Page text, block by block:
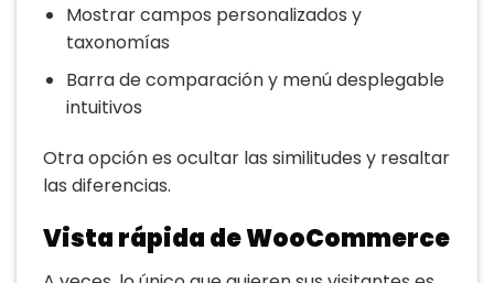
Mostrar campos personalizados y
taxonomías
Barra de comparación y menú desplegable
intuitivos
Otra opción es ocultar las similitudes y resaltar
las diferencias.
Vista rápida de WooCommerce